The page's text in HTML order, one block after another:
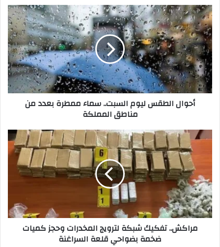
د
ك
ا
ل
إ
ل
ك
ر
أحوال الطقس ليوم السبت.. سماء ممطرة بعدد من
مناطق المملكة
مراكش.. تفكيك شبكة لترويج المخدرات وحجز كميات
ضخمة بضواحي قلعة السراغنة